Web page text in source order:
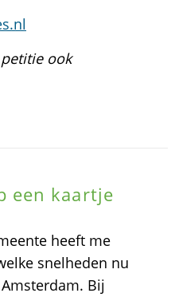
ook
een kaartje
heeft me
snelheden nu
Bij